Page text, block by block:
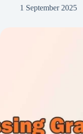
1 September 2025